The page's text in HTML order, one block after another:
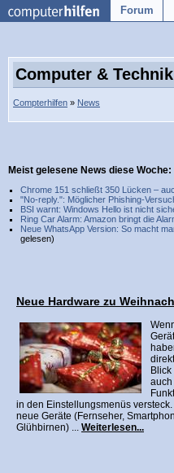
Forum
Computer &
Compterhilfen » News
Meist gelesene News diese Woche:
Chrome 151 schließt 350 Lücken –
"No-reply.": Möglicher Phishing-
BSI warnt: Windows Hello ist nicht
Ring Car Alarm: Amazon bringt die
Neue WhatsApp Version: So macht
gelesen)
Neue Hardware zu
auch
in den Einstellungsmenüs
neue Geräte (Fernseher,
Glühbirnen) ... Weiterlesen...